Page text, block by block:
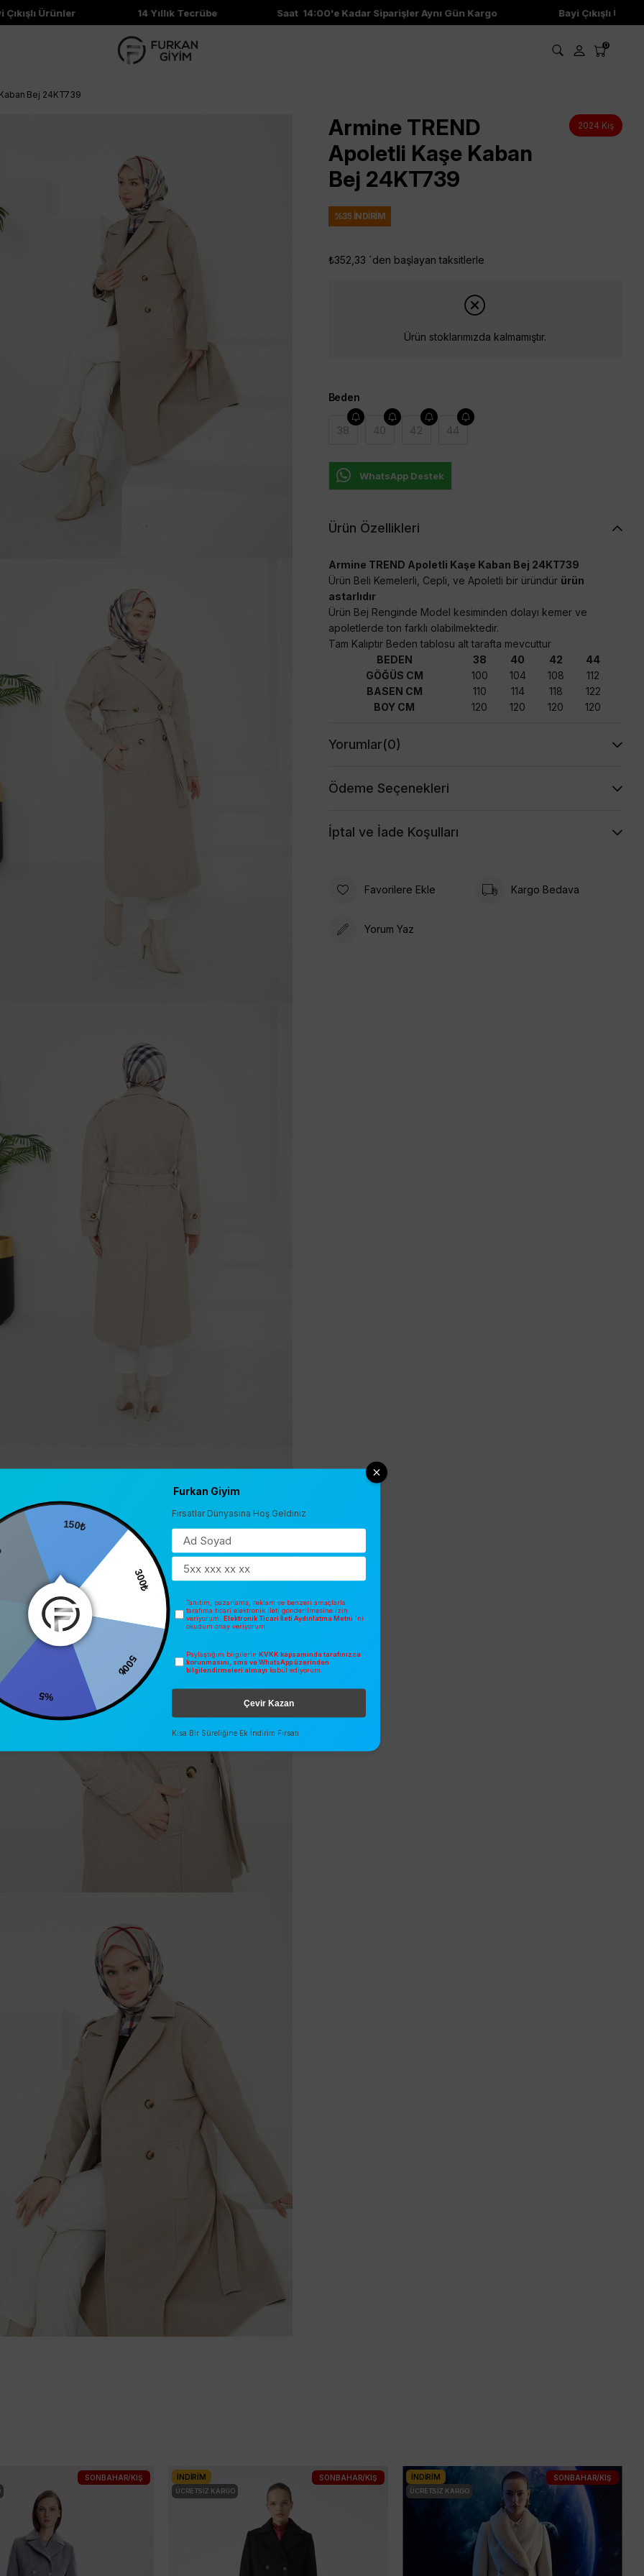
Ürünler 14 Yıllık Tecrübe Saat 14:00'e Kadar Siparişler Aynı Gün Kargo Bayi Çıkışlı Ürünler
0
Bej 24KT739
Armine TREND
Apoletli Kaşe Kaban
Bej 24KT739
2024 Kış
%35 İNDIRIM
₺352,33 `den başlayan taksitlerle
Ürün stoklarımızda kalmamıştır.
Beden
38 40 42 44
WhatsApp Destek
Ürün Özellikleri
Armine TREND Apoletli Kaşe Kaban Bej 24KT739
Ürün Beli Kemelerli, Cepli, ve Apoletli bir üründür ürün
astarlıdır
Ürün Bej Renginde Model kesiminden dolayı kemer ve
apoletlerde ton farklı olabilmektedir.
Tam Kalıptır Beden tablosu alt tarafta mevcuttur
BEDEN
38 40 42
44
GÖĞÜS CM
100 104 108
112
BASEN CM
110 114 118
122
BOY CM
120 120 120 120
Yorumlar(0)
Ödeme Seçenekleri
İptal ve İade Koşulları
Favorilere Ekle Kargo Bedava
Yorum Yaz
SONBAHAR/KIŞ İNDIRIM
ÜCRETSIZ KARGO
SONBAHAR/KIŞ İNDIRIM
ÜCRETSIZ KARGO
SONBAHAR/KIŞ
150₺
300₺
500₺
%5
Furkan Giyim
Fırsatlar Dünyasına Hoş Geldiniz
Tanıtım, pazarlama, reklam ve benzeri amaçlarla
tarafıma ticari elektronik ileti gönderilmesine izin
veriyorum. Elektronik Ticari İleti Aydınlatma Metni 'ni
okudum onay veriyorum.
Paylaştığım bilgilerin KVKK kapsamında tarafınızca
korunmasını, sms ve WhatsApp üzerinden
bilgilendirmeleri almayı kabul ediyorum.
Çevir Kazan
Kısa Bir Süreliğine Ek İndirim Fırsatı